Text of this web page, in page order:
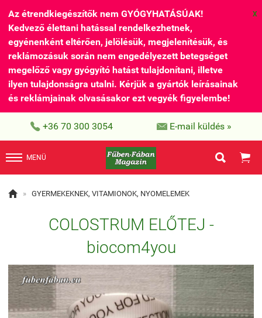
Az étrendkiegészítők nem GYÓGYHATÁSÚAK!
Kedvező élettani hatással rendelkezhetnek,
egyénenként eltérően, jelölésük, megjelenítésük, és
reklámozásuk során nem engedélyezett betegséget
megelőző vagy gyógyító hatást tulajdonítani, illetve
ilyen tulajdonságra utalni. Kérjük a gyártók leírásainak
és reklámjainak olvasásakor ezt vegyék figyelembe!
X
 +36 70 300 3054  E-mail küldés »
MENÜ  
 » GYERMEKEKNEK, VITAMIONOK, NYOMELEMEK
COLOSTRUM ELŐTEJ -
biocom4you